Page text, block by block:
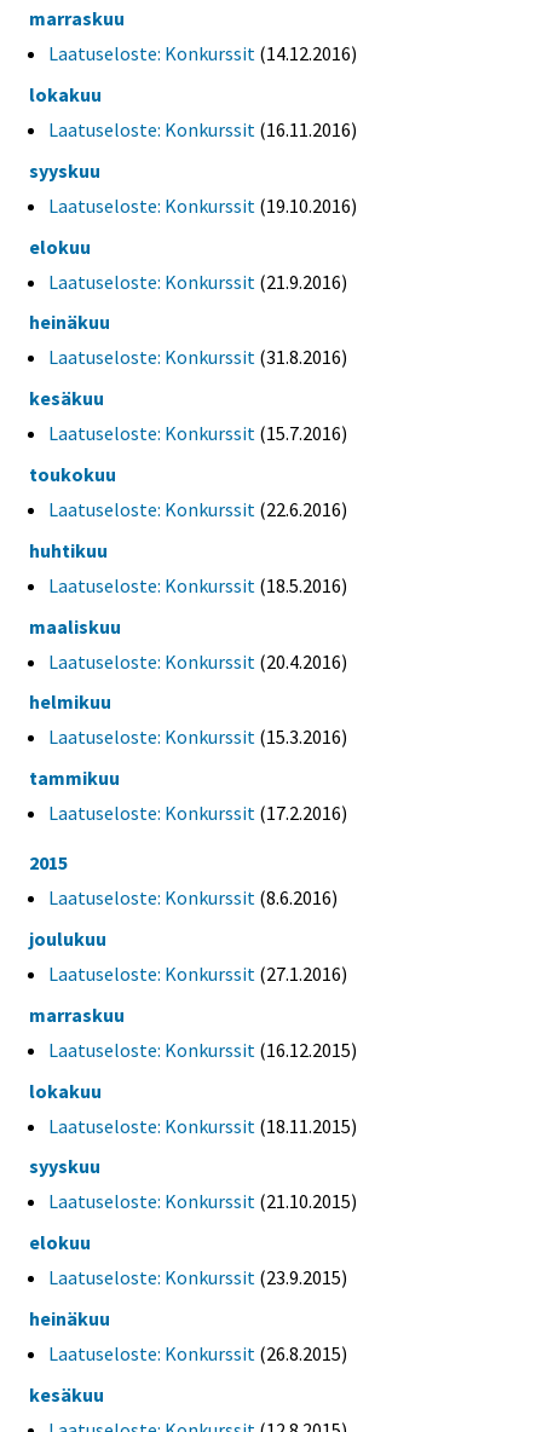
marraskuu
Laatuseloste: Konkurssit (14.12.2016)
lokakuu
Laatuseloste: Konkurssit (16.11.2016)
syyskuu
Laatuseloste: Konkurssit (19.10.2016)
elokuu
Laatuseloste: Konkurssit (21.9.2016)
heinäkuu
Laatuseloste: Konkurssit (31.8.2016)
kesäkuu
Laatuseloste: Konkurssit (15.7.2016)
toukokuu
Laatuseloste: Konkurssit (22.6.2016)
huhtikuu
Laatuseloste: Konkurssit (18.5.2016)
maaliskuu
Laatuseloste: Konkurssit (20.4.2016)
helmikuu
Laatuseloste: Konkurssit (15.3.2016)
tammikuu
Laatuseloste: Konkurssit (17.2.2016)
2015
Laatuseloste: Konkurssit (8.6.2016)
joulukuu
Laatuseloste: Konkurssit (27.1.2016)
marraskuu
Laatuseloste: Konkurssit (16.12.2015)
lokakuu
Laatuseloste: Konkurssit (18.11.2015)
syyskuu
Laatuseloste: Konkurssit (21.10.2015)
elokuu
Laatuseloste: Konkurssit (23.9.2015)
heinäkuu
Laatuseloste: Konkurssit (26.8.2015)
kesäkuu